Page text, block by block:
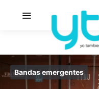
Bandas emergentes